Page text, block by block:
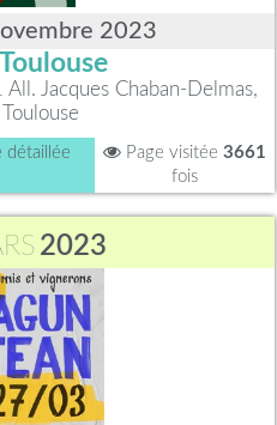
2023
Jacques Chaban-Delmas,
détaillée Page visitée 3661
fois
2023